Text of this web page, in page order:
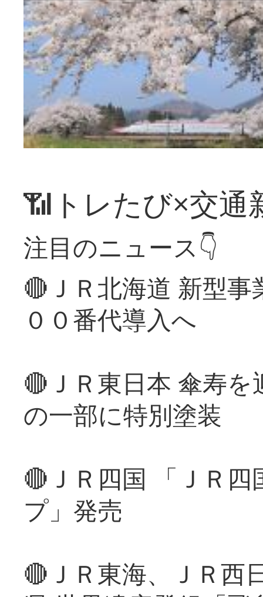
📶トレたび×交通
注目のニュース👇
🔴ＪＲ北海道 新型
００番代導入へ
🔴ＪＲ東日本 傘寿
の一部に特別塗装
🔴ＪＲ四国 「ＪＲ
プ」発売
🔴ＪＲ東海、ＪＲ西